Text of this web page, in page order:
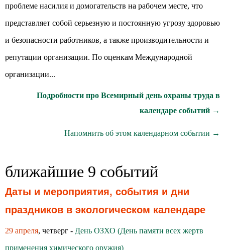
проблеме насилия и домогательств на рабочем месте, что
представляет собой серьезную и постоянную угрозу здоровью
и безопасности работников, а также производительности и
репутации организации. По оценкам Международной
организации...
Подробности про Всемирный день охраны труда в
календаре событий →
Напомнить об этом календарном событии →
ближайшие 9 событий
Даты и мероприятия, события и дни
праздников в экологическом календаре
29 апреля, четверг - День ОЗХО (День памяти всех жертв
применения химического оружия)